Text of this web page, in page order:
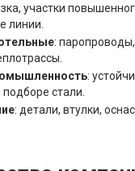
участки
линии.
:
:
стали.
: детали, втулки,